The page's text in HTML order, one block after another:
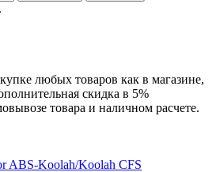
любых товаров как в магазине,
скидка в 5%
товара и наличном расчете.
ABS-Koolah/Koolah CFS